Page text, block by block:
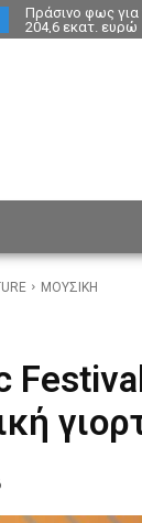
Πράσινο φως για
204,6 εκατ. ευρώ
ΜΟΥΣΙΚΗ